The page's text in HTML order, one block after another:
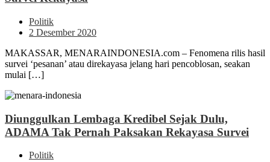
Politik
2 Desember 2020
MAKASSAR, MENARAINDONESIA.com – Fenomena rilis hasil
survei ‘pesanan’ atau direkayasa jelang hari pencoblosan, seakan
mulai […]
Diunggulkan Lembaga Kredibel Sejak Dulu,
ADAMA Tak Pernah Paksakan Rekayasa Survei
Politik